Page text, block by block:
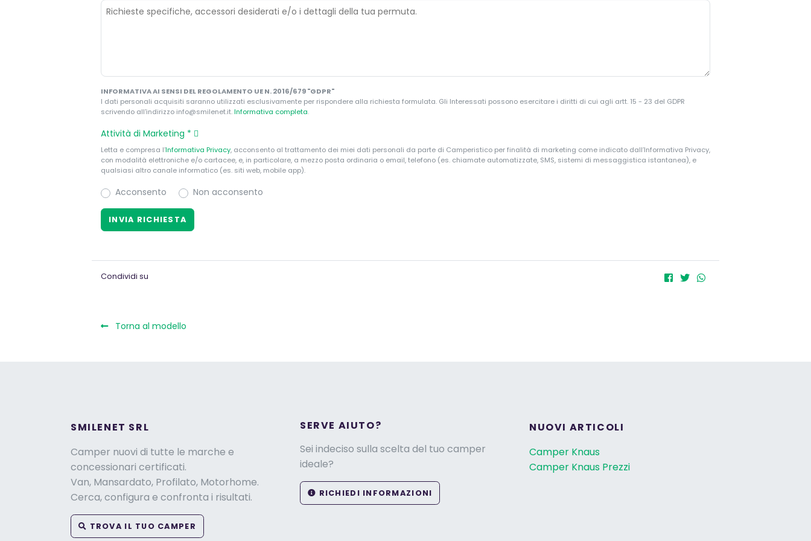
INFORMATIVA AI SENSI DEL REGOLAMENTO UE N. 2016/679 "GDPR"
I dati personali acquisiti saranno utilizzati esclusivamente per rispondere alla richiesta formulata. Gli Interessati possono esercitare i diritti di cui agli artt. 15 - 23 del GDPR
scrivendo all'indirizzo info@smilenet.it.Informativa completa.
Attività di Marketing *
Letta e compresa l’Informativa Privacy, acconsento al trattamento dei miei dati personali da parte di Camperistico per finalità di marketing come indicato dall’Informativa Privacy,
con modalità elettroniche e/o cartacee, e, in particolare, a mezzo posta ordinaria o email, telefono (es. chiamate automatizzate, SMS, sistemi di messaggistica istantanea), e
qualsiasi altro canale informatico (es. siti web, mobile app).
Acconsento Non acconsento
Condividi su
Torna al modello
SMILENET SRL
Camper nuovi di tutte le marche e
concessionari certificati.
Van, Mansardato, Profilato, Motorhome.
Cerca, configura e confronta i risultati.
TROVA IL TUO CAMPER
SERVE AIUTO?
Sei indeciso sulla scelta del tuo camper
ideale?
RICHIEDI INFORMAZIONI
NUOVI ARTICOLI
Camper Knaus
Camper Knaus Prezzi